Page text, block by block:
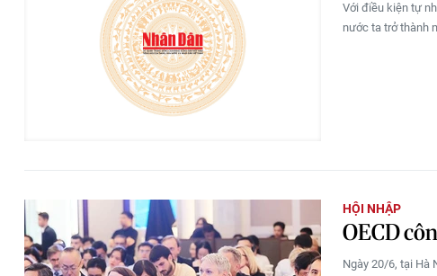
Với điều kiện tự
nước ta trở thành
HỘI NHẬP
OECD
Ngày 20/6, tại Hà